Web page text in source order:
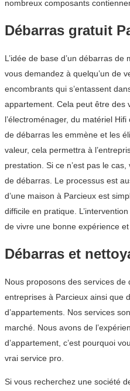
nombreux composants
Débarras gratuit
L’idée de base d’un débarras
vous demandez à quelqu’un de
encombrants qui s’entassent
appartement. Cela peut être des
l’électroménager, du matériel
de débarras les emmène et les
valeur, cela permettra à
prestation. Si ce n’est pas le
de débarras. Le processus est
d’une maison à Parcieux est
difficile en pratique.
de vivre une bonne expérience
Débarras et
Nous proposons des services
entreprises à Parcieux ainsi que
d’appartements. Nos services
marché. Nous avons de
d’appartement, c’est pourquoi
vrai service pro.
Si vous recherchez une société